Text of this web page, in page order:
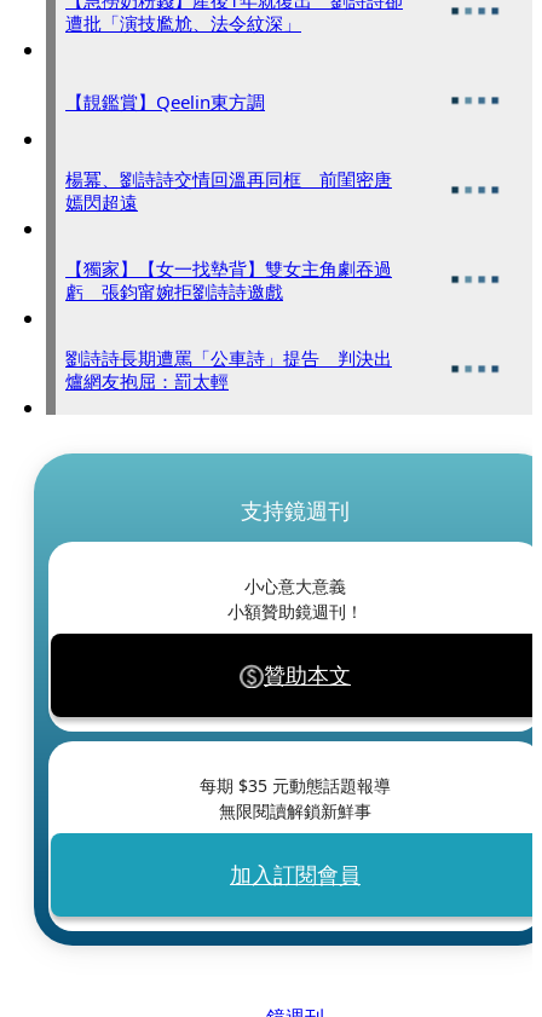
遭批「演技尷尬、法令紋深」
【靚鑑賞】Qeelin東方調
楊冪、劉詩詩交情回溫再同框 前閨密唐
嫣閃超遠
【獨家】【女一找墊背】雙女主角劇吞過
虧 張鈞甯婉拒劉詩詩邀戲
劉詩詩長期遭罵「公車詩」提告 判決出
爐網友抱屈：罰太輕
支持鏡週刊
小心意大意義
小額贊助鏡週刊！
贊助本文
每期 $35 元動態話題報導
無限閱讀解鎖新鮮事
加入訂閱會員